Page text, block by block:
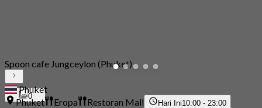
0
Spoon cafe Jungceylon (Phuket)
Phuket
Phuket
Eropa Restoran Mall Hari Ini10:00 - 23:00